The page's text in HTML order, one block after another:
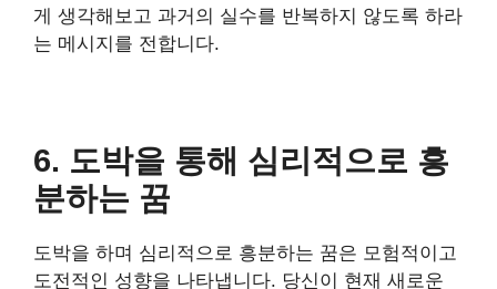
게 생각해보고 과거의 실수를 반복하지 않도록 하라
는 메시지를 전합니다.
6. 도박을 통해 심리적으로 흥
분하는 꿈
도박을 하며 심리적으로 흥분하는 꿈은 모험적이고
도전적인 성향을 나타냅니다. 당신이 현재 새로운